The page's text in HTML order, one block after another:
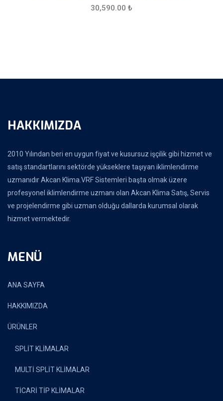
30,590.00 ₺
HAKKIMIZDA
2010 Yılından beri en uygun fiyat ve kusursuz işçilik gibi hizmet ve
satış standartlarını sektörde yükseklere taşıyan iklimlendirme
uzmanıdır Akcan Klima.VRF Sistemleri başta olmak üzere
profesyonel iklimlendirme uzmanı olan Akcan Klima Satış, Servis
ve projelendirme gibi uzman olduğu dallarda kurumsal olarak
hizmet vermektedir.
MENÜ
ANA SAYFA
HAKKIMIZDA
ÜRÜNLER
SPLİT KLİMALAR
MULTİ SPLİT KLİMALAR
TİCARİ TİP KLİMALAR